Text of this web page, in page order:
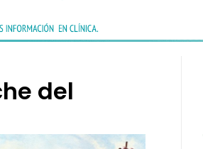
del